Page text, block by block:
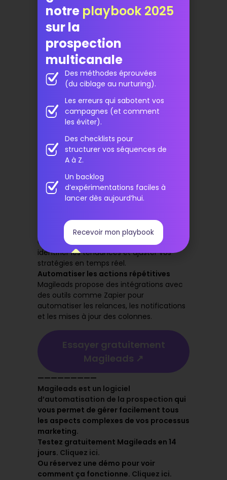
Collaborer avec votre équipe
Assurez-vous que tous les membres de
votre équipe sont alignés sur les critères
de vos actions.
Configurer vos colonnes personnalisées
Déterminez les étapes clés de votre cycle
adaptées pour suivre vos prospects.
Analyser régulièrement les données
Consultez le tableau de bord pour
identifier les tendances et ajuster vos
stratégies en temps réel.
Automatiser les actions répétitives
Magileads propose des intégrations avec
des outils comme Zapier pour
automatiser les relances, les notifications
et les mises à jour des colonnes.
Essayer gratuitement
Magileads ↗️
—————————
Magileads est un logiciel
d’automatisation de la prospection qui
vous permet de gérer facilement tous
les aspects complexes de vos processus
marketing.
Testez gratuitement Magileads en 14
jours. Cliquez ici.
Ou réservez une démo pour voir
comment ça fonctionne. Cliquez ici.
notre playbook 2025
sur la
prospection
multicanale
Des méthodes éprouvées
(du ciblage au nurturing).
Les erreurs qui sabotent vos
campagnes (et comment
les éviter).
Des checklists pour
structurer vos séquences de
A à Z.
Un backlog
d’expérimentations faciles à
lancer dès aujourd’hui.
Recevoir mon playbook